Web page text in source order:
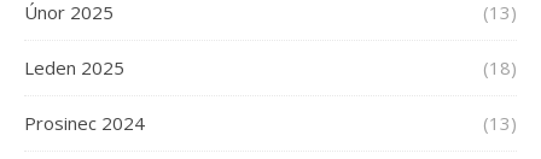
Únor 2025 (13)
Leden 2025 (18)
Prosinec 2024 (13)